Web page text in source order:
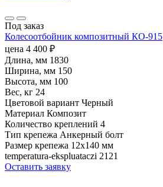
Под заказ
Колесоотбойник композитный КО-915
цена 4 400 ₽
Длина, мм 1830
Ширина, мм 150
Высота, мм 100
Вес, кг 24
Цветовой вариант Черный
Материал Композит
Количество креплений 4
Тип крепежа Анкерный болт
Размер крепежа 12х140 мм
temperatura-ekspluataczi 2121
Оставить заявку